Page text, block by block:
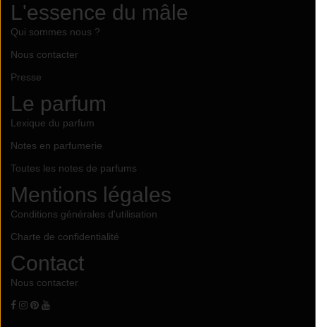
L'essence du mâle
Qui sommes nous ?
Nous contacter
Presse
Le parfum
Lexique du parfum
Notes en parfumerie
Toutes les notes de parfums
Mentions légales
Conditions générales d'utilisation
Charte de confidentialité
Contact
Nous contacter